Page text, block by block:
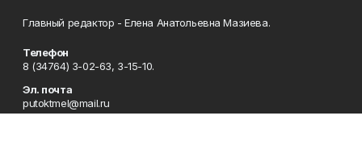
Главный редактор - Елена Анатольевна Мазиева.
Телефон
8 (34764) 3-02-63, 3-15-10.
Эл. почта
putoktmel@mail.ru